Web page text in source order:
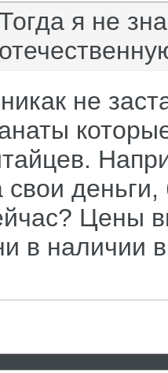
я не
не
свои
Цены
в наличии